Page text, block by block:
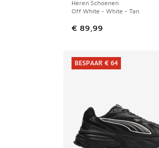
Heren Schoenen
Off White - White - Tan
€ 89,99
BESPAAR € 64